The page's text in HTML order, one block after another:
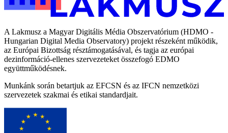
A Lakmusz a Magyar Digitális Média Obszervatórium (HDMO -
Hungarian Digital Media Observatory) projekt részeként működik,
az Európai Bizottság résztámogatásával, és tagja az európai
dezinformáció-ellenes szervezeteket összefogó EDMO
együttműködésnek.
Munkánk során betartjuk az EFCSN és az IFCN nemzetközi
szervezetek szakmai és etikai standardjait.